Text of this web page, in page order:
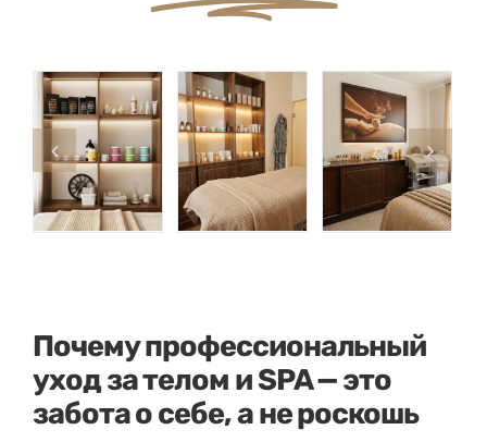
Почему профессиональный
уход за телом и SPA — это
забота о себе, а не роскошь